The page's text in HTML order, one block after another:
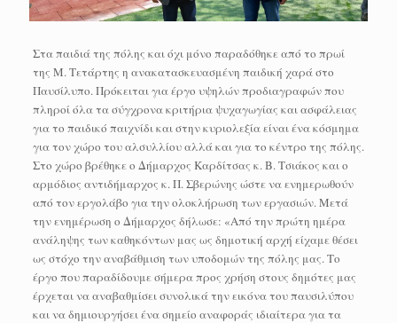
Στα παιδιά της πόλης και όχι μόνο παραδόθηκε από το πρωί
της Μ. Τετάρτης η ανακατασκευασμένη παιδική χαρά στο
Παυσίλυπο. Πρόκειται για έργο υψηλών προδιαγραφών που
πληροί όλα τα σύγχρονα κριτήρια ψυχαγωγίας και ασφάλειας
για το παιδικό παιχνίδι και στην κυριολεξία είναι ένα κόσμημα
για τον χώρο του αλσυλλίου αλλά και για το κέντρο της πόλης.
Στο χώρο βρέθηκε ο Δήμαρχος Καρδίτσας κ. Β. Τσιάκος και ο
αρμόδιος αντιδήμαρχος κ. Π. Σβερώνης ώστε να ενημερωθούν
από τον εργολάβο για την ολοκλήρωση των εργασιών. Μετά
την ενημέρωση ο Δήμαρχος δήλωσε: «Από την πρώτη ημέρα
ανάληψης των καθηκόντων μας ως δημοτική αρχή είχαμε θέσει
ως στόχο την αναβάθμιση των υποδομών της πόλης μας. Το
έργο που παραδίδουμε σήμερα προς χρήση στους δημότες μας
έρχεται να αναβαθμίσει συνολικά την εικόνα του παυσιλύπου
και να δημιουργήσει ένα σημείο αναφοράς ιδιαίτερα για τα